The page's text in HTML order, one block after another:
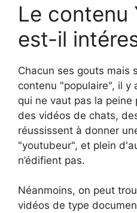
Le contenu
est-il
Chacun ses gouts mais
contenu "populaire", il y
qui ne vaut pas la
des vidéos de chats,
réussissent à donner
"youtubeur", et plein
n’édifient pas.
Néanmoins, on peut
vidéos de type